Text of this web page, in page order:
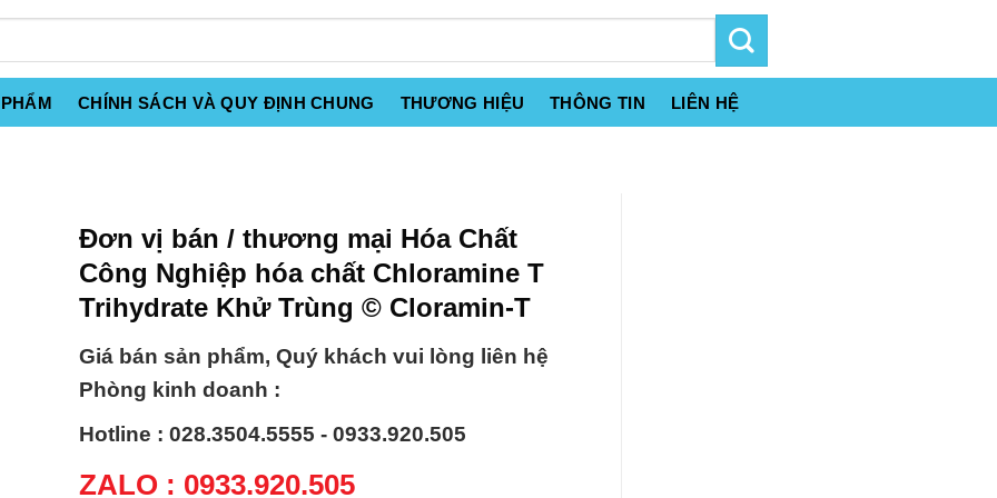
CHÍNH SÁCH VÀ QUY ĐỊNH CHUNG THƯƠNG HIỆU THÔNG TIN LIÊN HỆ
Đơn vị bán / thương mại Hóa Chất
Công Nghiệp hóa chất Chloramine T
Trihydrate Khử Trùng © Cloramin-T
Giá bán sản phẩm, Quý khách vui lòng liên hệ
Phòng kinh doanh :
Hotline : 028.3504.5555 - 0933.920.505
ZALO : 0933.920.505